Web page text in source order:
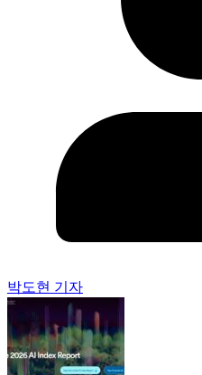
박도현 기자